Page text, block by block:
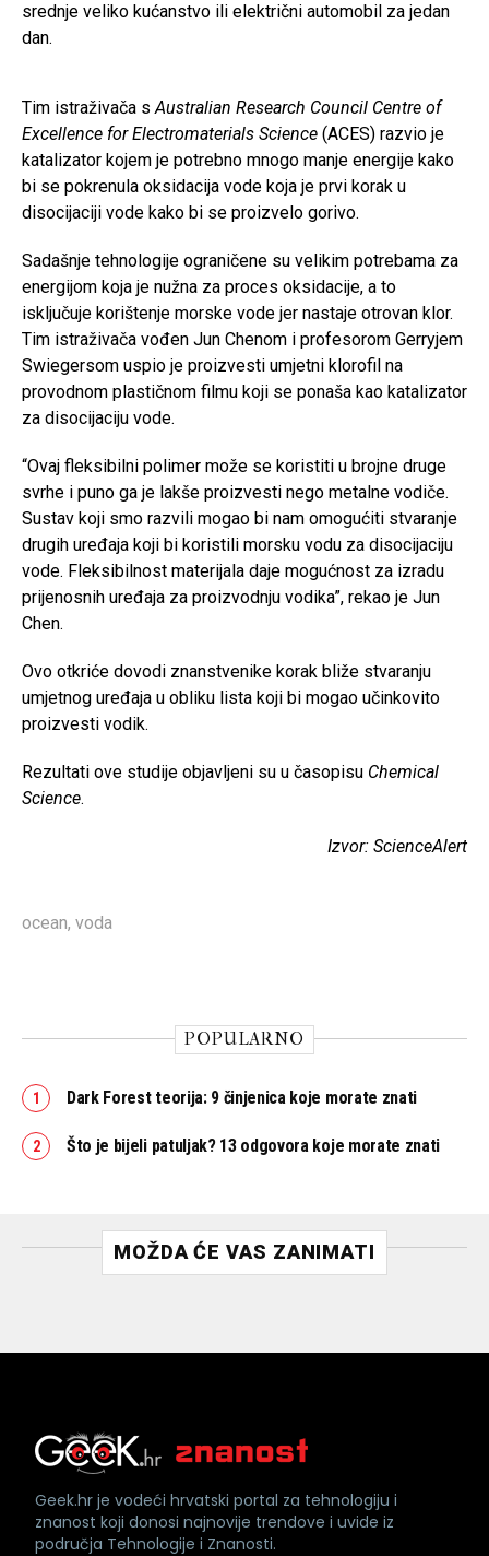
srednje veliko kućanstvo ili električni automobil za jedan
dan.
Tim istraživača sAustralian Research Council Centre of
Excellence for Electromaterials Science (ACES) razvio je
katalizator kojem je potrebno mnogo manje energije kako
bi se pokrenula oksidacija vode koja je prvi korak u
disocijaciji vode kako bi se proizvelo gorivo.
Sadašnje tehnologije ograničene su velikim potrebama za
energijom koja je nužna za proces oksidacije, a to
isključuje korištenje morske vode jer nastaje otrovan klor.
Tim istraživača vođen Jun Chenom i profesorom Gerryjem
Swiegersom uspio je proizvesti umjetni klorofil na
provodnom plastičnom filmu koji se ponaša kao katalizator
za disocijaciju vode.
“Ovaj fleksibilni polimer može se koristiti u brojne druge
svrhe i puno ga je lakše proizvesti nego metalne vodiče.
Sustav koji smo razvili mogao bi nam omogućiti stvaranje
drugih uređaja koji bi koristili morsku vodu za disocijaciju
vode. Fleksibilnost materijala daje mogućnost za izradu
prijenosnih uređaja za proizvodnju vodika”, rekao je Jun
Chen.
Ovo otkriće dovodi znanstvenike korak bliže stvaranju
umjetnog uređaja u obliku lista koji bi mogao učinkovito
proizvesti vodik.
Rezultati ove studije objavljeni su u časopisu Chemical
Science.
Izvor: ScienceAlert
ocean, voda
POPULARNO
Dark Forest teorija: 9 činjenica koje morate znati
Što je bijeli patuljak? 13 odgovora koje morate znati
MOŽDA ĆE VAS ZANIMATI
Geek.hr je vodeći hrvatski portal za tehnologiju i
znanost koji donosi najnovije trendove i uvide iz
područja Tehnologije i Znanosti.